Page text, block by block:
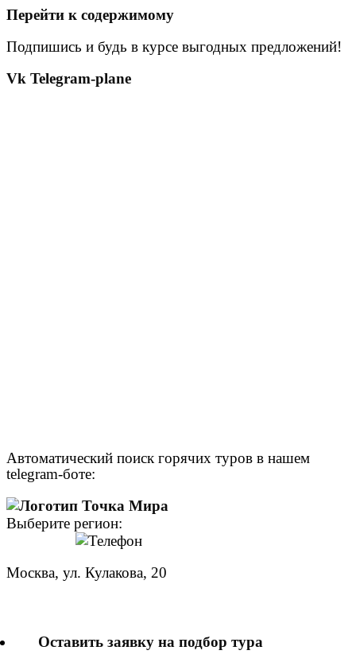
Перейти к содержимому
Подпишись и будь в курсе выгодных предложений!
Vk Telegram-plane
Автоматический поиск горячих туров в нашем
telegram-боте:
Выберите регион:
Москва, ул. Кулакова, 20
Оставить заявку на подбор тура